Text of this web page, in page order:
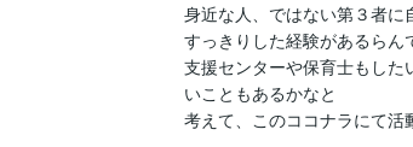
身近な人、ではない第３者に
すっきりした経験があるらん
支援センターや保育士もした
いこともあるかなと
考えて、このココナラにて活